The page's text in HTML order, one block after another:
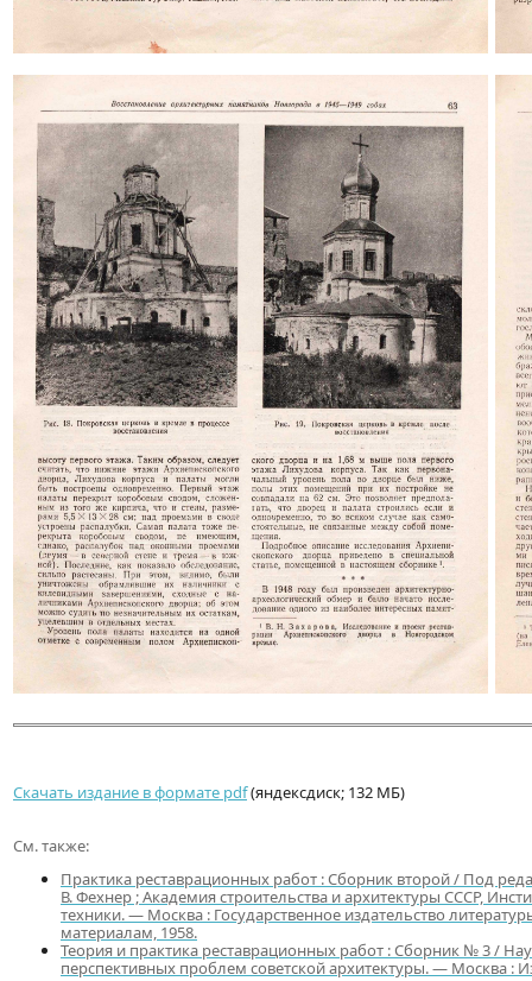
Скачать издание в формате pdf(яндексдиск; 132 МБ)
См. также:
Практика реставрационных работ : Сборник второй / Под
В. Фехнер ; Академия строительства и архитектуры СССР,
техники. — Москва : Государственное издательство
материалам, 1958.
Теория и практика реставрационных работ : Сборник № 3 /
перспективных проблем советской архитектуры. — Москва :